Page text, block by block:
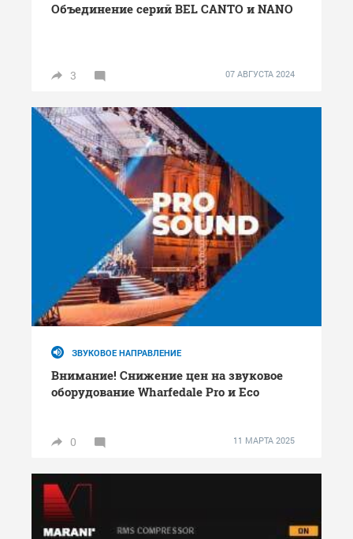
Объединение серий BEL CANTO и NANO
3 07 АВГУСТА 2024
ЗВУКОВОЕ НАПРАВЛЕНИЕ
Внимание! Снижение цен на звуковое
оборудование Wharfedale Pro и Eco
0 11 МАРТА 2025